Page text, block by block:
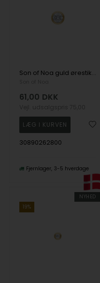
Son of Noa guld ørestik kubisk zirkonia 7 mm
61,00 DKK
30890262800
Fjernlager 3-5 hverdage
NYHED
19%